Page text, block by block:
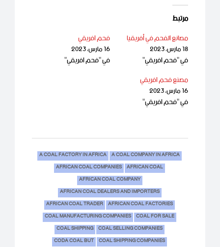
مرتبط
مصانع الفحم في أفريقيا
18 مارس، 2023
في "فحم افريقي"
فحم افريقي
16 مارس، 2023
في "فحم افريقي"
مصنع فحم افريقي
16 مارس، 2023
في "فحم افريقي"
A COAL COMPANY IN AFRICA
A COAL FACTORY IN AFRICA
AFRICAN COAL
AFRICAN COAL COMPANIES
AFRICAN COAL COMPANY
AFRICAN COAL DEALERS AND IMPORTERS
AFRICAN COAL FACTORIES
AFRICAN COAL TRADER
COAL FOR SALE
COAL MANUFACTURING COMPANIES
COAL SELLING COMPANIES
COAL SHIPPING
COAL SHIPPING COMPANIES
CODA COAL BUT